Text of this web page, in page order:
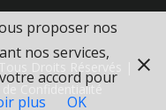
Droits Réservés |
de Confidentialité
proposer nos
nos services,
accord pour
plus OK